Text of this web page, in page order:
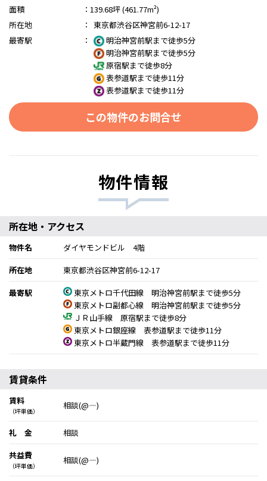
面積
： 139.68坪 (461.77m²)
所在地
：
東京都渋谷区神宮前6-12-17
最寄駅
：
明治神宮前駅まで徒歩5分
明治神宮前駅まで徒歩5分
原宿駅まで徒歩8分
表参道駅まで徒歩11分
表参道駅まで徒歩11分
この物件のお問合せ
物件情報
所在地・アクセス
物件名
ダイヤモンドビル 4階
所在地
東京都渋谷区神宮前6-12-17
最寄駅
東京メトロ千代田線 明治神宮前駅まで徒歩5分
東京メトロ副都心線 明治神宮前駅まで徒歩5分
ＪＲ山手線 原宿駅まで徒歩8分
東京メトロ銀座線 表参道駅まで徒歩11分
東京メトロ半蔵門線 表参道駅まで徒歩11分
賃貸条件
賃料
（坪単価）
相談(@―)
礼 金
相談
共益費
（坪単価）
相談(@―)